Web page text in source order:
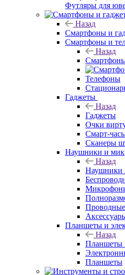
Футляры для
Назад
Смартфоны и
Смартфоны и
Назад
Телефоны
Гаджеты
Назад
Гаджеты
Очки
Смарт-
Сканеры
Наушники и
Назад
Наушники
Планшеты и
Назад
Планшеты
Планшеты